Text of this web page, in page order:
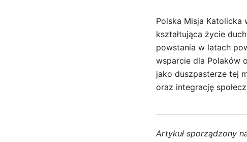
Polska Misja
kształtująca życie
powstania w latach
wsparcie dla Polaków
jako duszpasterze tej
oraz integrację
Artykuł sporządzony